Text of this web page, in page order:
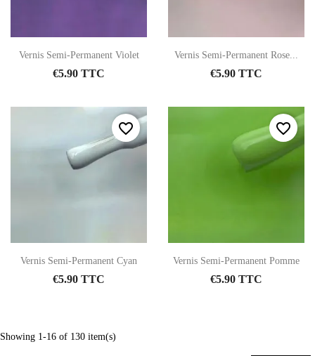
Vernis Semi-Permanent Violet
€5.90 TTC
Vernis Semi-Permanent Rose...
€5.90 TTC
Vernis Semi-Permanent Cyan
€5.90 TTC
favorite_border
Vernis Semi-Permanent Pomme
€5.90 TTC
favorite_border
Showing 1-16 of 130 item(s)